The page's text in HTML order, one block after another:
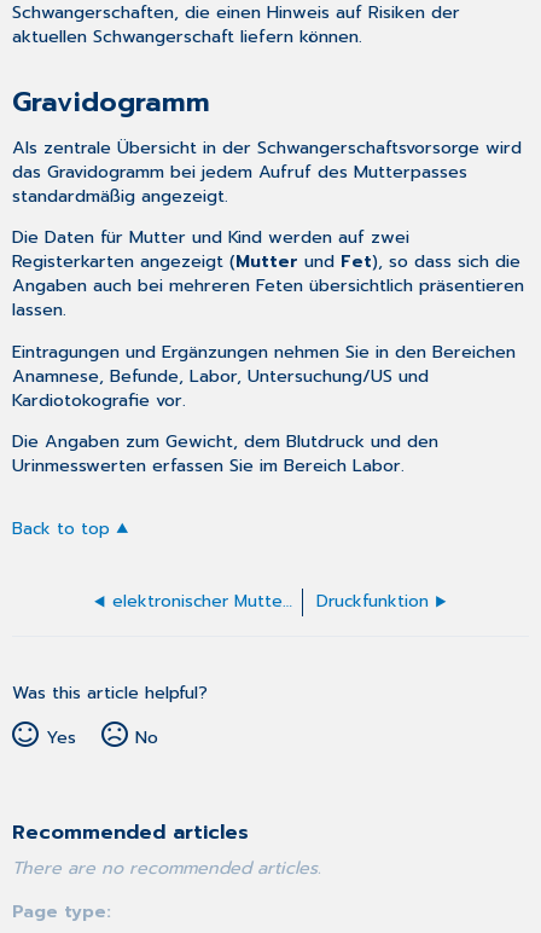
Schwangerschaften, die einen Hinweis auf Risiken der
aktuellen Schwangerschaft liefern können.
Gravidogramm
Als zentrale Übersicht in der Schwangerschaftsvorsorge wird
das Gravidogramm bei jedemAufruf des Mutterpasses
standardmäßig angezeigt.
Die Daten für Mutter und Kind werden auf zwei
Registerkarten angezeigt (Mutter und Fet), so dass sich die
Angaben auch bei mehreren Feten übersichtlich präsentieren
lassen.
Eintragungen und Ergänzungen nehmen Sie in den Bereichen
Anamnese,Befunde,Labor,Untersuchung/US und
Kardiotokografie vor.
Die Angaben zum Gewicht, dem Blutdruck und den
Urinmesswerten erfassen Sie imBereich Labor.
Back to top
elektronischer Mutterpass Druckfunktion
Was this article helpful?
Yes
No
Recommended articles
There are no recommended articles.
Page type